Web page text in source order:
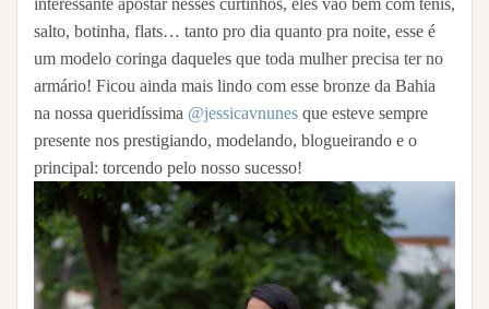
interessante apostar nesses curtinhos, eles vão bem com tênis,
salto, botinha, flats… tanto pro dia quanto pra noite, esse é
um modelo coringa daqueles que toda mulher precisa ter no
armário! Ficou ainda mais lindo com esse bronze da Bahia
na nossa queridíssima @jessicavnunes que esteve sempre
presente nos prestigiando, modelando, blogueirando e o
principal: torcendo pelo nosso sucesso!